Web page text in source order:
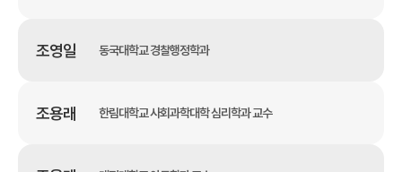
조영일 동국대학교 경찰행정학과
조용래 한림대학교 사회과학대학 심리학과 교수